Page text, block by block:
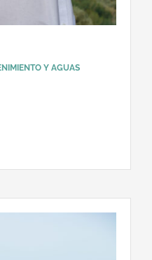
Y AGUAS